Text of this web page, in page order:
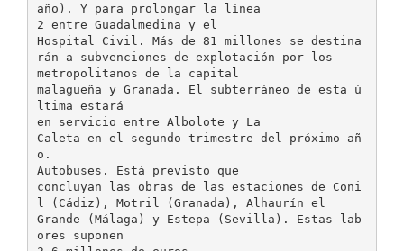
año). Y para prolongar la línea
2 entre Guadalmedina y el
Hospital Civil. Más de 81 millones se destina
rán a subvenciones de explotación por los
metropolitanos de la capital
malagueña y Granada. El subterráneo de esta ú
ltima estará
en servicio entre Albolote y La
Caleta en el segundo trimestre del próximo añ
o.
Autobuses. Está previsto que
concluyan las obras de las estaciones de Coni
l (Cádiz), Motril (Granada), Alhaurín el
Grande (Málaga) y Estepa (Sevilla). Estas lab
ores suponen